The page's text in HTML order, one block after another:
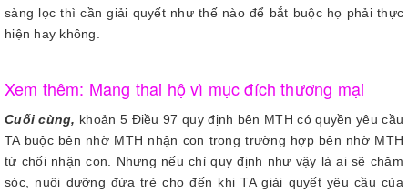
sàng lọc thì cần giải quyết như thế nào để bắt buộc họ phải thực
hiện hay không.
Xem thêm: Mang thai hộ vì mục đích thương mại
Cuối cùng, khoản 5 Điều 97 quy định bên MTH có quyền yêu cầu
TA buộc bên nhờ MTH nhận con trong trường hợp bên nhờ MTH
từ chối nhận con. Nhưng nếu chỉ quy định như vậy là ai sẽ chăm
sóc, nuôi dưỡng đứa trẻ cho đến khi TA giải quyết yêu cầu của